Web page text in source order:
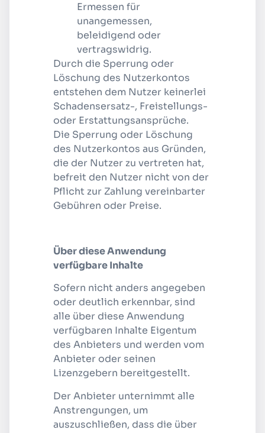
Ermessen für
unangemessen,
beleidigend oder
vertragswidrig.
Durch die Sperrung oder
Löschung des Nutzerkontos
entstehen dem Nutzer keinerlei
Schadensersatz-, Freistellungs-
oder Erstattungsansprüche.
Die Sperrung oder Löschung
des Nutzerkontos aus Gründen,
die der Nutzer zu vertreten hat,
befreit den Nutzer nicht von der
Pflicht zur Zahlung vereinbarter
Gebühren oder Preise.
Über diese Anwendung
verfügbare Inhalte
Sofern nicht anders angegeben
oder deutlich erkennbar, sind
alle über diese Anwendung
verfügbaren Inhalte Eigentum
des Anbieters und werden vom
Anbieter oder seinen
Lizenzgebern bereitgestellt.
Der Anbieter unternimmt alle
Anstrengungen, um
auszuschließen, dass die über